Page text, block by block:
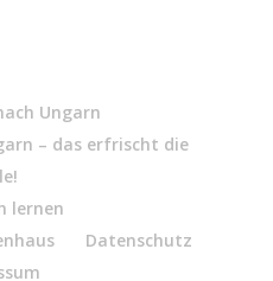
Ungarn
– das erfrischt die
lernen
Datenschutz